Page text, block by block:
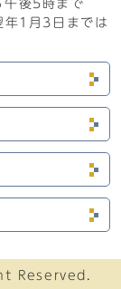
午後5時まで
年1月3日までは
Reserved.